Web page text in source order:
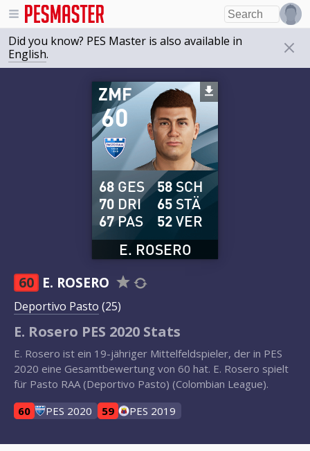
Did you know? PES Master is also available in
English.
60
ZMF
E. ROSERO
68 GES
70 DRI
67PAS
58 SCH
65 STÄ
52VER
60 E. ROSERO
Deportivo Pasto (25)
E. Rosero PES 2020 Stats
E. Rosero ist ein 19-jähriger Mittelfeldspieler, der in PES
2020 eine Gesamtbewertung von 60 hat. E. Rosero spielt
für Pasto RAA (Deportivo Pasto) (Colombian League).
60
PES 2020 59 PES 2019